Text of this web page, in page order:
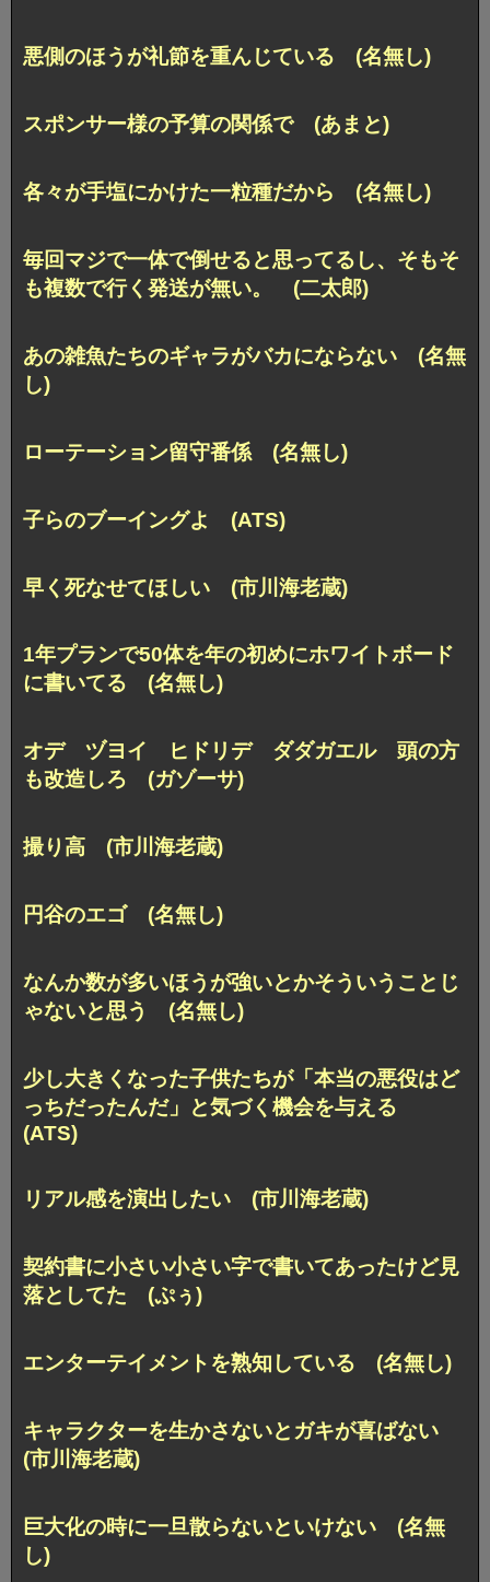
悪側のほうが礼節を重んじている (名無し)
スポンサー様の予算の関係で (あまと)
各々が手塩にかけた一粒種だから (名無し)
毎回マジで一体で倒せると思ってるし、そもそ
も複数で行く発送が無い。 (二太郎)
あの雑魚たちのギャラがバカにならない (名無
し)
ローテーション留守番係 (名無し)
子らのブーイングよ (ATS)
早く死なせてほしい (市川海老蔵)
1年プランで50体を年の初めにホワイトボード
に書いてる (名無し)
オデ ヅヨイ ヒドリデ ダダガエル 頭の方
も改造しろ (ガゾーサ)
撮り高 (市川海老蔵)
円谷のエゴ (名無し)
なんか数が多いほうが強いとかそういうことじ
ゃないと思う (名無し)
少し大きくなった子供たちが「本当の悪役はど
っちだったんだ」と気づく機会を与える
(ATS)
リアル感を演出したい (市川海老蔵)
契約書に小さい小さい字で書いてあったけど見
落としてた (ぷぅ)
エンターテイメントを熟知している (名無し)
キャラクターを生かさないとガキが喜ばない
(市川海老蔵)
巨大化の時に一旦散らないといけない (名無
し)